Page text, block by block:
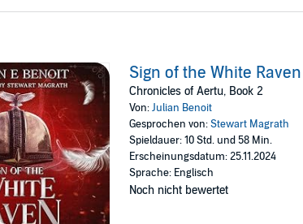
Sign of the White Raven
Chronicles of Aertu, Book 2
Von:Julian Benoit
Gesprochen von:Stewart Magrath
Spieldauer: 10 Std. und 58 Min.
Erscheinungsdatum: 25.11.2024
Sprache: Englisch
Noch nicht bewertet